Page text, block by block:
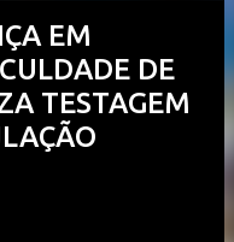
EM
DE
TESTAGEM